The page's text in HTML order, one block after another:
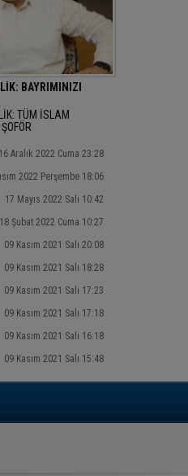
BAYRIMINIZI
TÜM İSLAM
KUTLARIM
16 Aralık 2022 Cuma 23:28
2022 Perşembe 18:06
17 Mayıs 2022 Salı 10:42
18 Şubat 2022 Cuma 10:27
09 Kasım 2021 Salı 20:08
09 Kasım 2021 Salı 18:28
09 Kasım 2021 Salı 17:23
09 Kasım 2021 Salı 17:18
09 Kasım 2021 Salı 16:18
09 Kasım 2021 Salı 15:48